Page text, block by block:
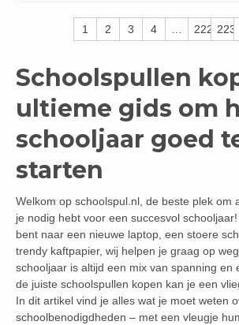
1 2 3 4 … 222 223
Schoolspullen
ultieme gids om
schooljaar goed
starten
Welkom op schoolspul.nl, de beste plek om
je nodig hebt voor een succesvol
bent naar een nieuwe laptop, een stoere
trendy kaftpapier, wij helpen je graag op
schooljaar is altijd een mix van spanning en
de juiste schoolspullen kopen kan je een
In dit artikel vind je alles wat je moet weten
schoolbenodigdheden – met een vleugje